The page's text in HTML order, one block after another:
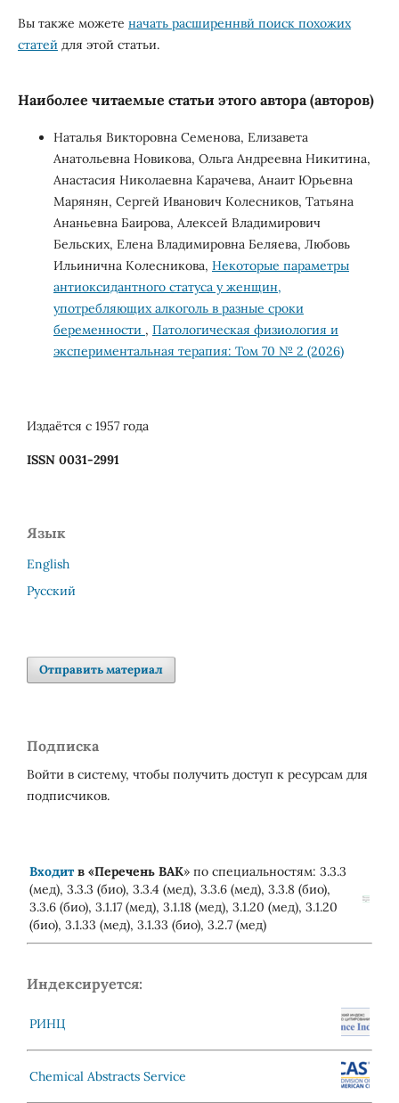
Вы также можете начать расширеннвй поиск похожих
статей для этой статьи.
Наиболее читаемые статьи этого автора (авторов)
Наталья Викторовна Семенова, Елизавета
Анатольевна Новикова, Ольга Андреевна Никитина,
Анастасия Николаевна Карачева, Анаит Юрьевна
Марянян, Сергей Иванович Колесников, Татьяна
Ананьевна Баирова, Алексей Владимирович
Бельских, Елена Владимировна Беляева, Любовь
Ильинична Колесникова, Некоторые параметры
антиоксидантного статуса у женщин,
употребляющих алкоголь в разные сроки
беременности , Патологическая физиология и
экспериментальная терапия: Том 70 № 2 (2026)
Издаётся с 1957 года
ISSN 0031-2991
Язык
English
Русский
Отправить материал
Подписка
Войти в систему, чтобы получить доступ к ресурсам для
подписчиков.
Входит в «Перечень ВАК» по специальностям: 3.3.3
(мед), 3.3.3 (био), 3.3.4 (мед), 3.3.6 (мед), 3.3.8 (био),
3.3.6 (био), 3.1.17 (мед), 3.1.18 (мед), 3.1.20 (мед), 3.1.20
(био), 3.1.33 (мед), 3.1.33 (био), 3.2.7 (мед)
Индексируется:
РИНЦ
Chemical Abstracts Service